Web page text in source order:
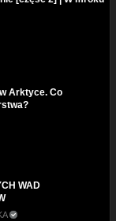
Arktyce. Co
WAD